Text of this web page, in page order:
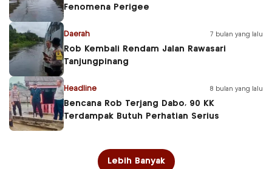
Fenomena Perigee
Daerah 7 bulan yang lalu
Rob Kembali Rendam Jalan Rawasari
Tanjungpinang
Headline 8 bulan yang lalu
Bencana Rob Terjang Dabo, 90 KK
Terdampak Butuh Perhatian Serius
Lebih Banyak